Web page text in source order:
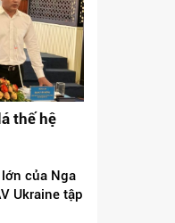
thế hệ
của Nga
Ukraine tập